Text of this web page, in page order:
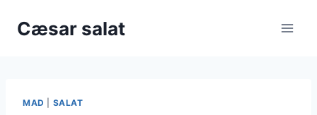
Cæsar salat
MAD SALAT